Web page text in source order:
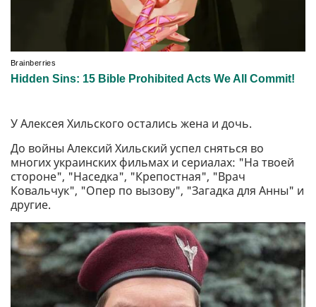
У Алексея Хильского остались жена и дочь.
До войны Алексий Хильский успел сняться во
многих украинских фильмах и сериалах: "На твоей
стороне", "Наседка", "Крепостная", "Врач
Ковальчук", "Опер по вызову", "Загадка для Анны" и
другие.